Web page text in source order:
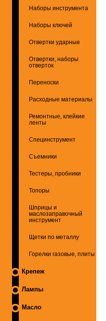
Наборы инструмента
Наборы ключей
Отвертки ударные
Отвертки, наборы
отверток
Переноски
Расходные материалы
Ремонтные, клейкие
ленты
Специнструмент
Съемники
Тестеры, пробники
Топоры
Шприцы и
маслозаправочный
инструмент
Щетки по металлу
Горелки газовые, плиты
Крепеж
Лампы
Масло